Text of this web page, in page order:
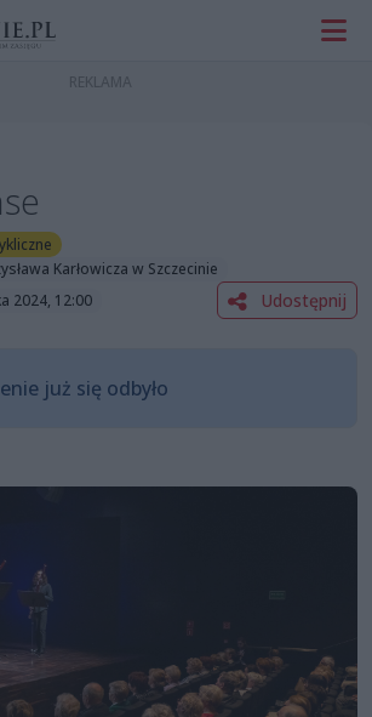
Karłowicza w Szczecinie
2024, 12:00
Udostępnij
już się odbyło